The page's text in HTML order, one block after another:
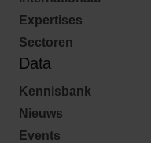
Expertises
Sectoren
Data
Kennisbank
Nieuws
Events